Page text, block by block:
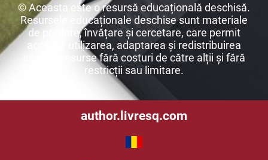
© Aceasta este o resursă educațională deschisă.
Resursele educaționale deschise sunt materiale
de predare, învățare și cercetare, care permit
accesul, utilizarea, adaptarea și redistribuirea
acestor resurse fără costuri de către alții și fără
restricții sau limitare.
author.livresq.com